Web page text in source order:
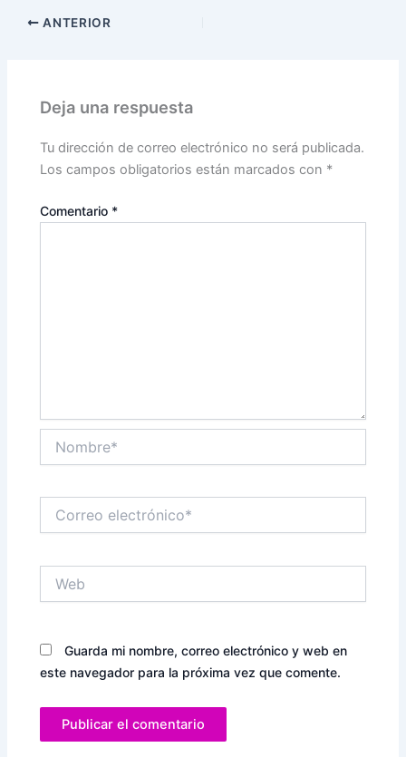
ANTERIOR
Deja una respuesta
Tu dirección de correo electrónico no será publicada.
Los campos obligatorios están marcados con *
Comentario *
electrónico*
Guarda mi nombre, correo electrónico y web en
este navegador para la próxima vez que comente.